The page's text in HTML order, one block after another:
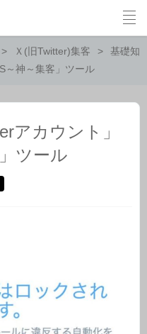
Ｘ(旧Twitter)集客
基礎知
神～集客」ツール
アカウント」
ツール